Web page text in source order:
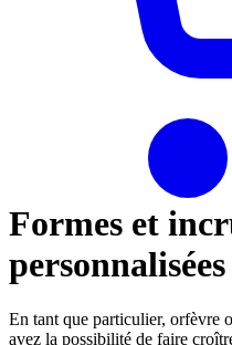
Formes et
personnalisées
En tant que particulier, orfèvre
avez la possibilité de faire